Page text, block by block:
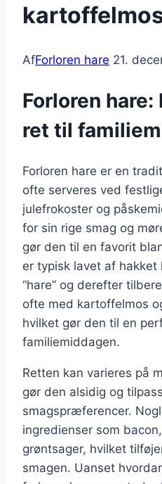
AfForloren hare 21.
Forloren hare:
ret til
Forloren hare er en
ofte serveres ved
julefrokoster og
for sin rige smag og
gør den til en favorit
er typisk lavet af
“hare” og derefter
ofte med kartoffelmos
hvilket gør den til en
familiemiddagen.
Retten kan varieres på
gør den alsidig og
smagspræferencer.
ingredienser som
grøntsager, hvilket
smagen. Uanset